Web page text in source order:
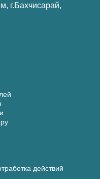
г.Бахчисарай,
действий